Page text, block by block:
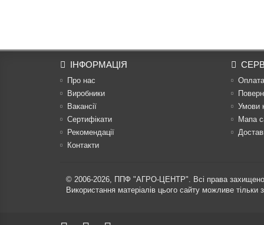
ІНФОРМАЦІЯ
Про нас
Виробники
Вакансії
Сертифікати
Рекомендації
Контакти
Оплата
Умови
Мапа
© 2006-2026, ППФ "АГРО-ЦЕНТР". Всі права
Використання матеріалів цього сайту можливе